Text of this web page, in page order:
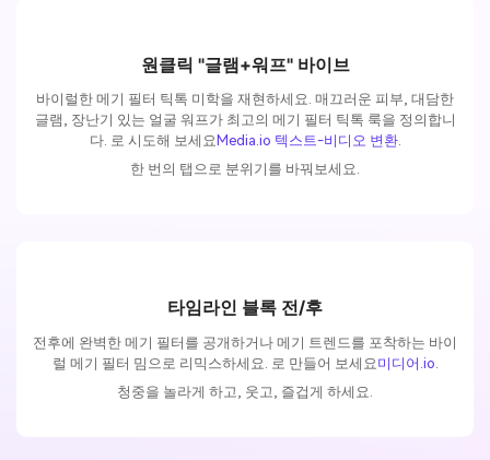
원클릭 "글램+워프" 바이브
바이럴한 메기 필터 틱톡 미학을 재현하세요. 매끄러운 피부, 대담한
글램, 장난기 있는 얼굴 워프가 최고의 메기 필터 틱톡 룩을 정의합니
다. 로 시도해 보세요 Media.io 텍스트-비디오 변환.
한 번의 탭으로 분위기를 바꿔보세요.
타임라인 블록 전/후
전후에 완벽한 메기 필터를 공개하거나 메기 트렌드를 포착하는 바이
럴 메기 필터 밈으로 리믹스하세요. 로 만들어 보세요미디어.io.
청중을 놀라게 하고, 웃고, 즐겁게 하세요.